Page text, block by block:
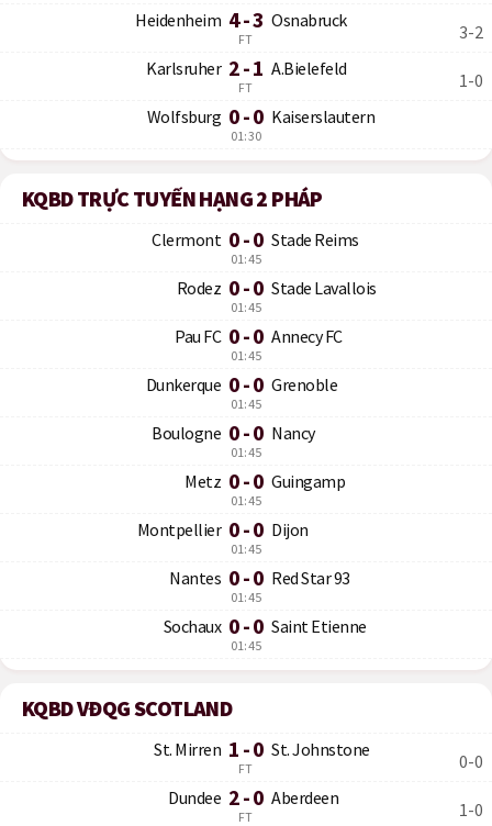
3-2
Heidenheim 4 - 3 Osnabruck
FT
1-0
Karlsruher 2 - 1 A.Bielefeld
FT
Wolfsburg 0 - 0 Kaiserslautern
01:30
KQBD TRỰC TUYẾN HẠNG 2 PHÁP
Clermont 0 - 0 Stade Reims
01:45
Rodez 0 - 0 Stade Lavallois
01:45
Pau FC 0 - 0 Annecy FC
01:45
Dunkerque 0 - 0 Grenoble
01:45
Boulogne 0 - 0 Nancy
01:45
Metz 0 - 0 Guingamp
01:45
Montpellier 0 - 0 Dijon
01:45
Nantes 0 - 0 Red Star 93
01:45
Sochaux 0 - 0 Saint Etienne
01:45
KQBD VĐQG SCOTLAND
0-0
St. Mirren 1 - 0 St. Johnstone
FT
1-0
Dundee 2 - 0 Aberdeen
FT